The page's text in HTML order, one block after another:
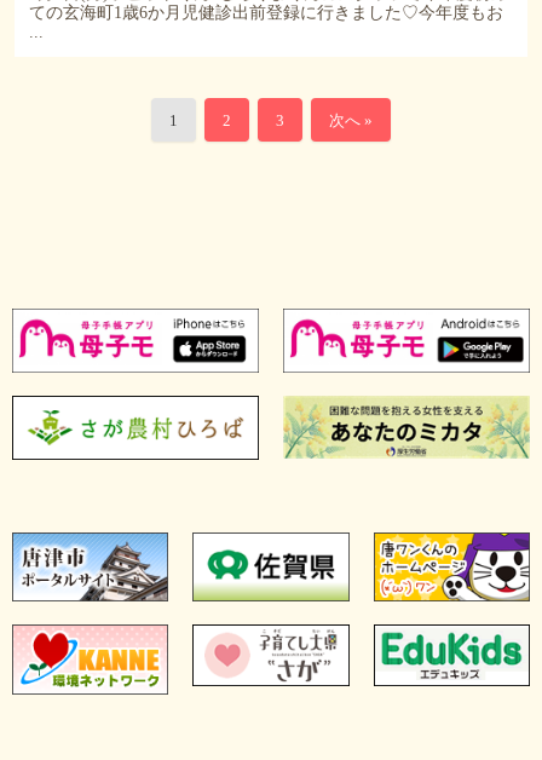
ての玄海町1歳6か月児健診出前登録に行きました♡今年度もお
1 2 3 次へ »